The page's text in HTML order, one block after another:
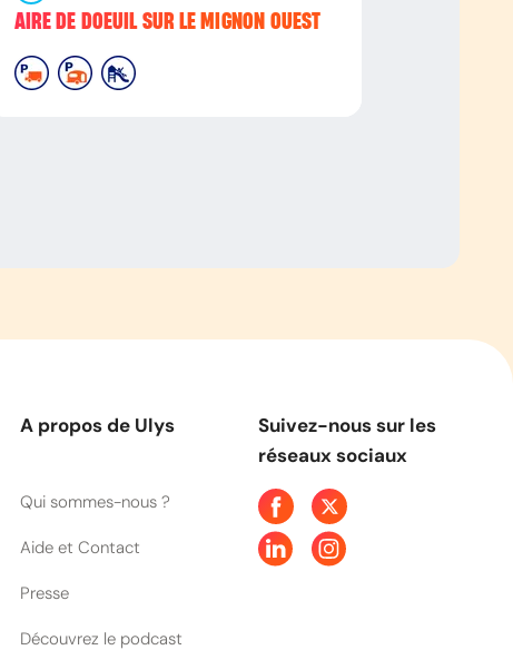
AIRE DE DOEUIL SUR LE MIGNON OUEST
A propos de Ulys
Qui sommes-nous ?
Aide et Contact
Presse
Découvrez le podcast
Suivez-nous sur les
réseaux sociaux